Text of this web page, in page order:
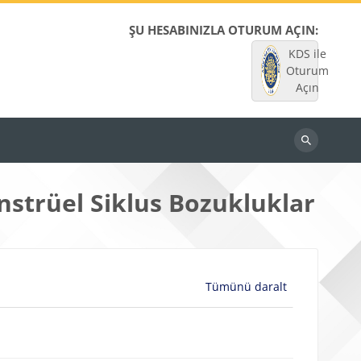
ŞU HESABINIZLA OTURUM AÇIN:
KDS ile
Oturum
Açın
Dersleri
Siklus Bozukluklar
Tümünü daralt